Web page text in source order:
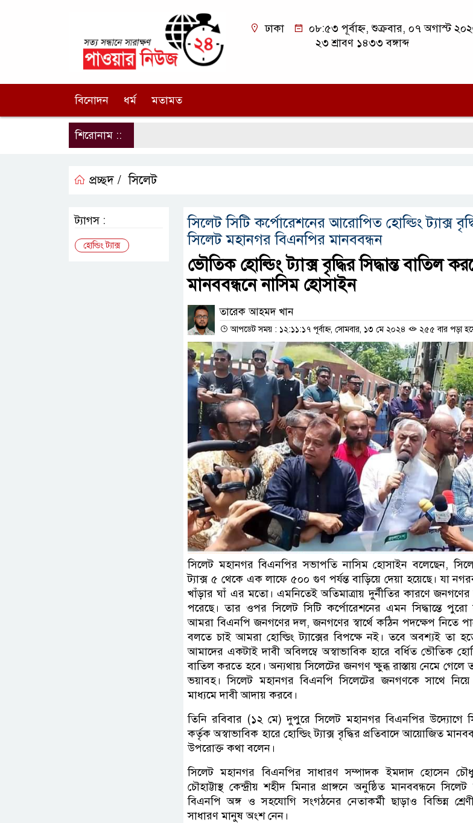
ঢাকা
০৮:৫৩ পূর্বাহ্ন, শুক্রবার, ০৭ অগাস্ট
২৩ শ্রাবণ ১৪৩৩ বঙ্গাব্দ
বিনোদন ধর্ম মতামত
শিরোনাম ::
প্রচ্ছদ / সিলেট
সিলেট সিটি কর্পোরেশনের আরোপিত হোল্ডিং ট্যাক্স
সিলেট মহানগর বিএনপির মানববন্ধন
ভৌতিক হোল্ডিং ট্যাক্স বৃদ্ধির সিদ্ধান্ত বাতিল
মানববন্ধনে নাসিম হোসাইন
তারেক আহমদ খান
আপডেট সময় : ১২:১১:১৭ পূর্বাহ্ন, সোমবার, ১৩ মে ২০২৪ ২৫৫ বার পড়া
সিলেট মহানগর বিএনপির সভাপতি নাসিম হোসাইন বলেছেন,
ট্যাক্স ৫ থেকে এক লাফে ৫০০ গুণ পর্যন্ত বাড়িয়ে দেয়া হয়েছে। যা
খাঁড়ার ঘাঁ এর মতো। এমনিতেই অতিমাত্রায় দুর্নীতির কারণে জনগণের
পরেছে। তার ওপর সিলেট সিটি কর্পোরেশনের এমন সিদ্ধান্তে পুরো
আমরা বিএনপি জনগণের দল, জনগণের স্বার্থে কঠিন পদক্ষেপ নিতে
বলতে চাই আমরা হোল্ডিং ট্যাক্সের বিপক্ষে নই। তবে অবশ্যই তা
আমাদের একটাই দাবী অবিলম্বে অস্বাভাবিক হারে বর্ধিত ভৌতিক
বাতিল করতে হবে। অন্যথায় সিলেটের জনগণ ক্ষুব্ধ রাস্তায় নেমে গেলে
ভয়াবহ। সিলেট মহানগর বিএনপি সিলেটের জনগণকে সাথে
মাধ্যমে দাবী আদায় করবে।
তিনি রবিবার (১২ মে) দুপুরে সিলেট মহানগর বিএনপির উদ্যোগে
কর্তৃক অস্বাভাবিক হারে হোল্ডিং ট্যাক্স বৃদ্ধির প্রতিবাদে আয়োজিত
উপরোক্ত কথা বলেন।
সিলেট মহানগর বিএনপির সাধারণ সম্পাদক ইমদাদ হোসেন
চৌহাট্টাস্থ কেন্দ্রীয় শহীদ মিনার প্রাঙ্গনে অনুষ্ঠিত মানববন্ধনে
বিএনপি অঙ্গ ও সহযোগি সংগঠনের নেতাকর্মী ছাড়াও বিভিন্ন
সাধারণ মানুষ অংশ নেন।
ট্যাগস :
হোল্ডিং ট্যাক্স